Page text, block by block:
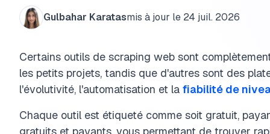
Gulbahar Karatasmis à jour le 24 juil. 2026
Certains outils de scraping web sont
les petits projets, tandis que d'autres sont des
l'évolutivité, l'automatisation et la fiabilité de
Chaque outil est étiqueté comme soit gratuit,